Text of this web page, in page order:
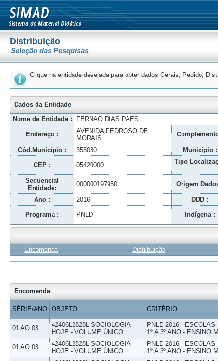
Distribuição
Seleção das Pesquisas
Clique na entidade desejada para obter dados Gerais, Pedido,
Dados da Entidade
Nome da Entidade :
FERNAO DIAS PAES
Endereço :
AVENIDA PEDROSO DE
MORAIS
Cód.Município : 355030 Município :
CEP : 05420000
Tipo
:
Sequencial
Entidade:
000000197950 Origem
Ano : 2016 DDD :
Programa : PNLD Indígena :
Encomenda Distribuição
Encomenda
SÉRIE/ANO OBJETO CRITÉRIO
01 AO 03
42406L2828L-SOCIOLOGIA
HOJE - VOLUME ÚNICO
PNLD 2016 -
1º A 3º ANO - ENSINO
01 AO 03
42406L2828L-SOCIOLOGIA
HOJE - VOLUME ÚNICO
PNLD 2016 -
1º A 3º ANO - ENSINO